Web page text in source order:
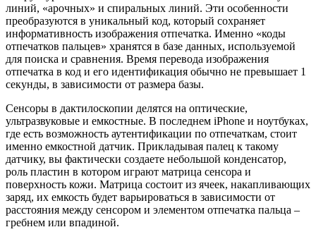
линий, «арочных» и спиральных линий. Эти особенности
преобразуются в уникальный код, который сохраняет
информативность изображения отпечатка. Именно «коды
отпечатков пальцев» хранятся в базе данных, используемой
для поиска и сравнения. Время перевода изображения
отпечатка в код и его идентификация обычно не превышает 1
секунды, в зависимости от размера базы.
Сенсоры в дактилоскопии делятся на оптические,
ультразвуковые и емкостные. В последнем iPhone и ноутбуках,
где есть возможность аутентификации по отпечаткам, стоит
именно емкостной датчик. Прикладывая палец к такому
датчику, вы фактически создаете небольшой конденсатор,
роль пластин в котором играют матрица сенсора и
поверхность кожи. Матрица состоит из ячеек, накапливающих
заряд, их емкость будет варьироваться в зависимости от
расстояния между сенсором и элементом отпечатка пальца –
гребнем или впадиной.